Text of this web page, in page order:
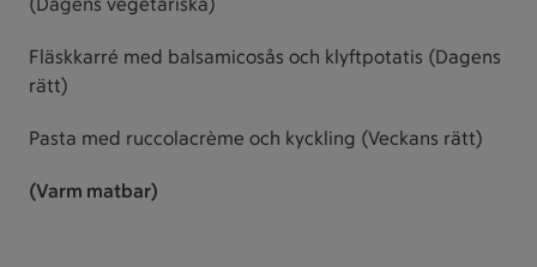
Fläskkarré med balsamicosås och klyftpotatis (Dagens
rätt)
Pasta med ruccolacrème och kyckling (Veckans rätt)
(Varm matbar)